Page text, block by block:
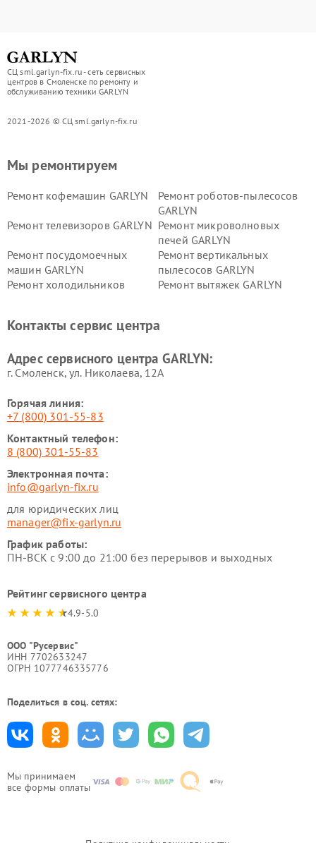
СЦ sml.garlyn-fix.ru - сеть сервисных
центров в Смоленске по ремонту и
обслуживанию техники GARLYN
2021-2026 © СЦ sml.garlyn-fix.ru
Мы принимаем
все формы оплаты
Мы ремонтируем
Ремонт кофемашин GARLYN
Ремонт роботов-пылесосов
GARLYN
Ремонт телевизоров GARLYN Ремонт микроволновых
печей GARLYN
Ремонт посудомоечных
машин GARLYN
Ремонт вертикальных
пылесосов GARLYN
Ремонт холодильников
Ремонт вытяжек GARLYN
стеклоочистителей GARLYN
GARLYN
GARLYN
Контакты сервис центра
Адрес сервисного центра GARLYN:
г. Смоленск, ул. Николаева, 12А
Горячая линия:
+7 (800) 301-55-83
Контактный телефон:
8 (800) 301-55-83
Электронная почта:
info@garlyn-fix.ru
для юридических лиц
manager@fix-garlyn.ru
График работы:
ПН-ВСК с 9:00 до 21:00 без перерывов и выходных
Рейтинг сервисного центра
4.9-5.0
ООО "Русервис"
ИНН 7702633247
ОГРН 1077746335776
Поделиться в соц. сетях: